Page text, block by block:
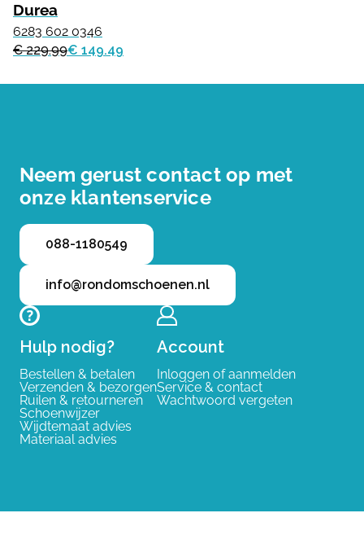
Durea
6283 602 0346
€ 229.99€ 149.49
Neem gerust contact op met
onze klantenservice
088-1180549
info@rondomschoenen.nl
Hulp nodig?
Bestellen & betalen
Verzenden & bezorgen
Ruilen & retourneren
Schoenwijzer
Wijdtemaat advies
Materiaal advies
Account
Inloggen of aanmelden
Service & contact
Wachtwoord vergeten